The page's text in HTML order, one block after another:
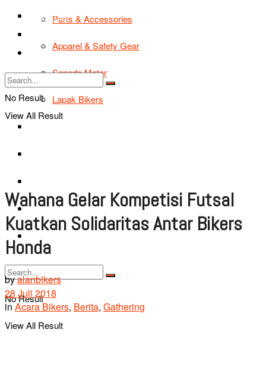
Parts & Accessories
Apparel & Safety Gear
Sepeda Motor
Lapak Bikers
Bikers Cars
No Result
View All Result
TIPS & TRIK
Tentang Kami
No Result
View All Result
Wahana Gelar Kompetisi Futsal
Kuatkan Solidaritas Antar Bikers
Honda
byalanbikers
28 Juli 2018
in Acara Bikers, Berita, Gathering